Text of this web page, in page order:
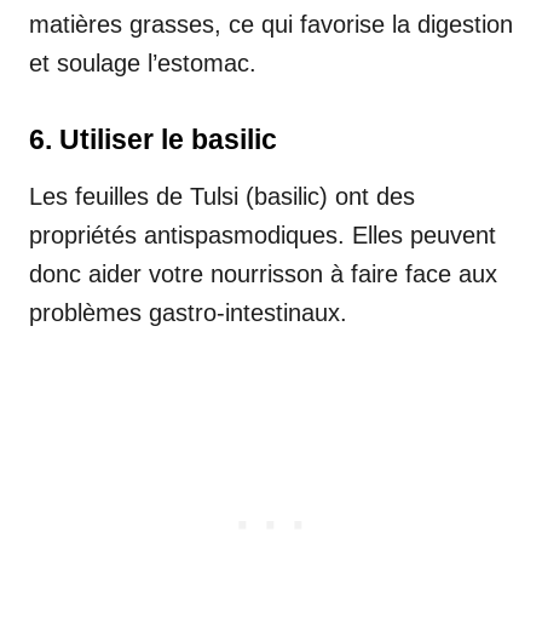
matières grasses, ce qui favorise la digestion
et soulage l’estomac.
6. Utiliser le basilic
Les feuilles de Tulsi (basilic) ont des
propriétés antispasmodiques. Elles peuvent
donc aider votre nourrisson à faire face aux
problèmes gastro-intestinaux.